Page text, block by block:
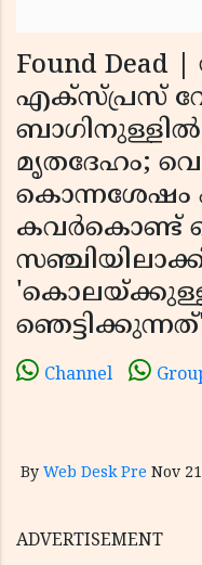
Found
എക്‌സ്പ്രസ്
മൃതദേഹം;
കൊന്നശേഷം
കവര്‍കൊണ്ട്
ഞെട്ടിക്കുന്നത്'
Channel
By Web Desk Pre Nov
ADVERTISEMENT